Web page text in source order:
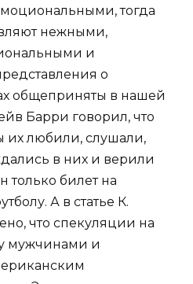
тогда
нежными,
и
о
общеприняты в нашей
Барри говорил, что
их любили, слушали,
в них и верили
билет на
А в статье К.
что спекуляции на
мужчинами и